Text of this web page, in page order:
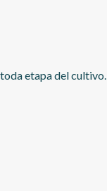
etapa del cultivo.